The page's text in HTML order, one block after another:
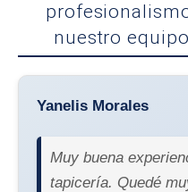
nuestro
Yanelis Morales
Muy buena
tapicería. Quedé